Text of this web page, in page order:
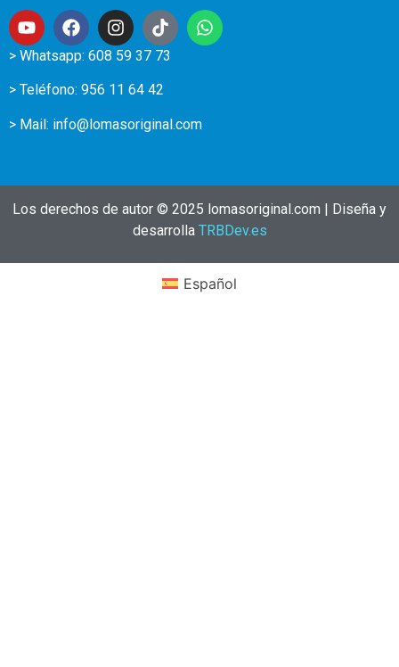
> Whatsapp: 608 59 37 73
> Teléfono: 956 11 64 42
> Mail: info@lomasoriginal.com
Los derechos de autor © 2025 lomasoriginal.com | Diseña y
desarrolla TRBDev.es
Español